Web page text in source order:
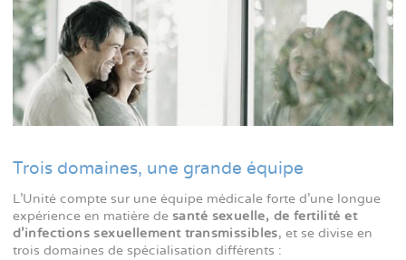
Trois domaines, une grande équipe
L'Unité compte sur une équipe médicale forte d'une longue
expérience en matière de santé sexuelle, de fertilité et
d'infections sexuellement transmissibles, et se divise en
trois domaines de spécialisation différents :